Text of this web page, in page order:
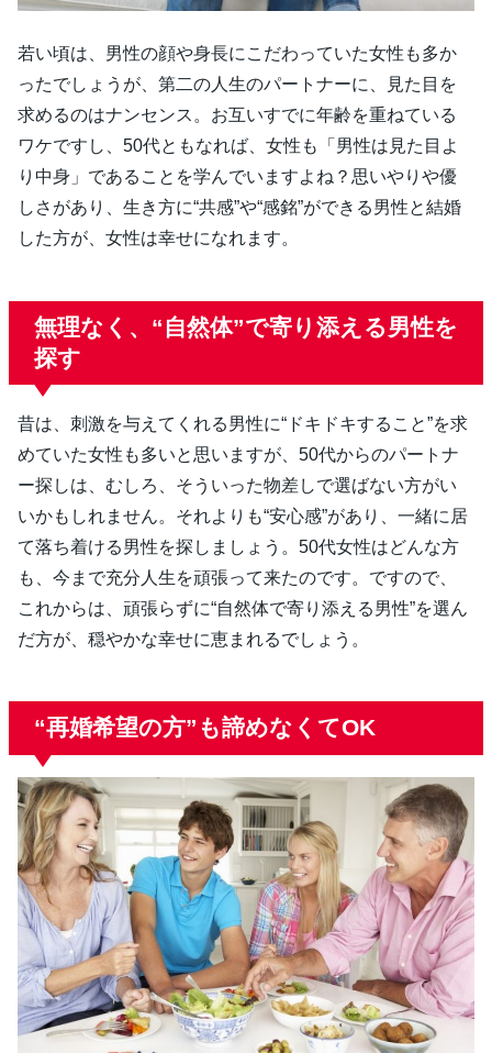
若い頃は、男性の顔や身長にこだわっていた女性も多か
ったでしょうが、第二の人生のパートナーに、見た目を
求めるのはナンセンス。お互いすでに年齢を重ねている
ワケですし、50代ともなれば、女性も「男性は見た目よ
り中身」であることを学んでいますよね？思いやりや優
しさがあり、生き方に“共感”や“感銘”ができる男性と結婚
した方が、女性は幸せになれます。
無理なく、“自然体”で寄り添える男性を
探す
昔は、刺激を与えてくれる男性に“ドキドキすること”を求
めていた女性も多いと思いますが、50代からのパートナ
ー探しは、むしろ、そういった物差しで選ばない方がい
いかもしれません。それよりも“安心感”があり、一緒に居
て落ち着ける男性を探しましょう。50代女性はどんな方
も、今まで充分人生を頑張って来たのです。ですので、
これからは、頑張らずに“自然体で寄り添える男性”を選ん
だ方が、穏やかな幸せに恵まれるでしょう。
“再婚希望の方”も諦めなくてOK